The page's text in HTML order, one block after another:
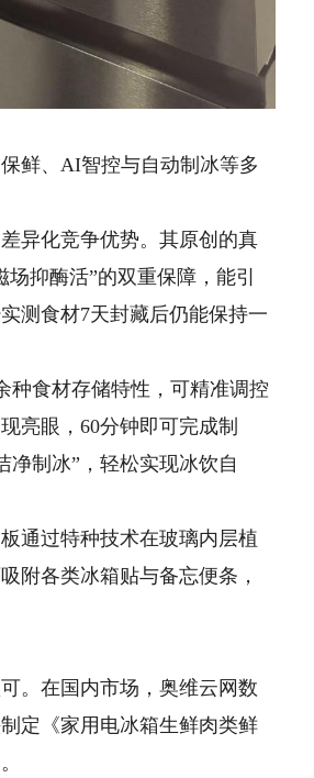
鲜、AI智控与自动制冰等多
异化竞争优势。其原创的真
抑酶活”的双重保障，能引
测食材7天封藏后仍能保持一
食材存储特性，可精准调控
亮眼，60分钟即可完成制
净制冰”，轻松实现冰饮自
通过特种技术在玻璃内层植
附各类冰箱贴与备忘便条，
。在国内市场，奥维云网数
定《家用电冰箱生鲜肉类鲜